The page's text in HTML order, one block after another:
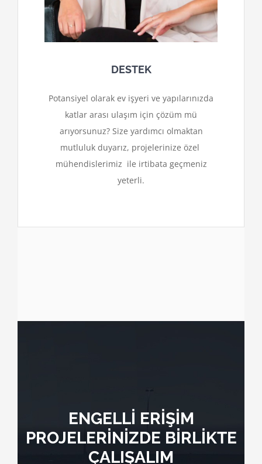
DESTEK
Potansiyel olarak ev işyeri ve yapılarınızda
katlar arası ulaşım için çözüm mü
arıyorsunuz? Size yardımcı olmaktan
mutluluk duyarız, projelerinize özel
mühendislerimiz ile irtibata geçmeniz
yeterli.
ENGELLİ ERİŞİM
PROJELERİNİZDE BİRLİKTE
ÇALIŞALIM